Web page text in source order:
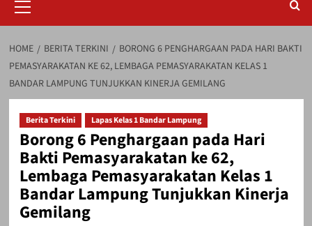
Menu
HOME BERITA TERKINI
BORONG 6 PENGHARGAAN PADA HARI BAKTI
PEMASYARAKATAN KE 62, LEMBAGA PEMASYARAKATAN KELAS 1
BANDAR LAMPUNG TUNJUKKAN KINERJA GEMILANG
Berita Terkini Lapas Kelas 1 Bandar Lampung
Borong 6 Penghargaan pada Hari
Bakti Pemasyarakatan ke 62,
Lembaga Pemasyarakatan Kelas 1
Bandar Lampung Tunjukkan Kinerja
Gemilang